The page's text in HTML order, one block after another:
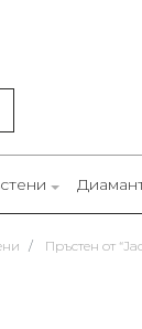
Пръстен от